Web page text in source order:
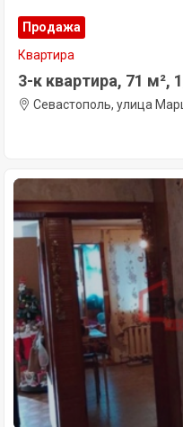
Продажа
Квартира
3-к квартира, 71 м²,
Севастополь, улица